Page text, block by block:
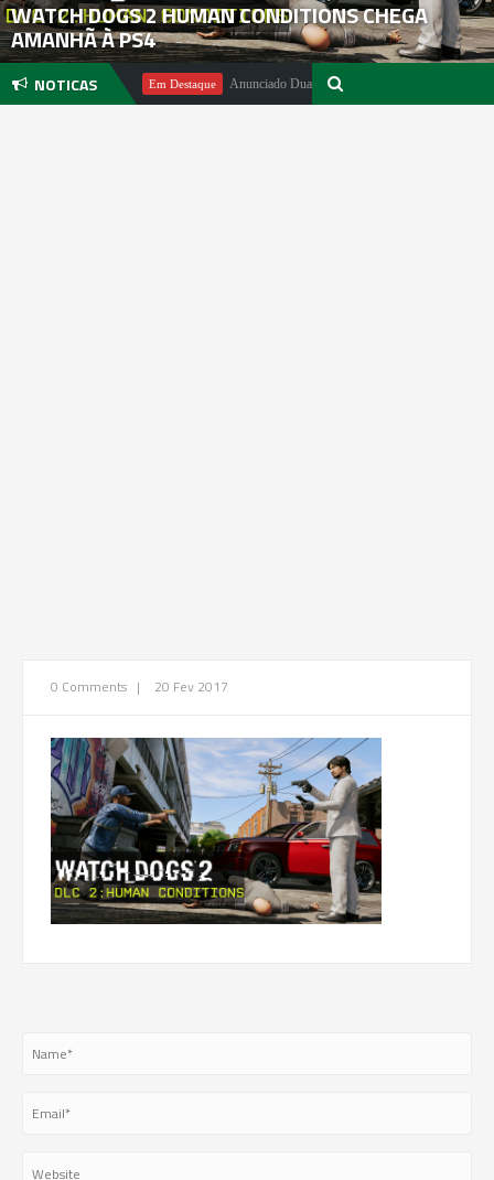
WATCH DOGS 2 HUMAN CONDITIONS CHEGA
AMANHÃ À PS4
NOTICAS
Pachter Em Destaque Anunciado DualSense The Last of Us Limited Edition
0 Comments | 20 Fev 2017